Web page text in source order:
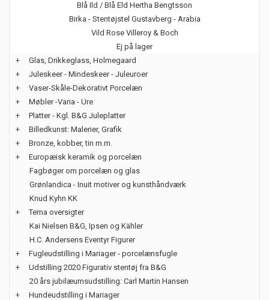
Blå Ild / Blå Eld Hertha Bengtsson
Birka - Stentøjstel Gustavberg - Arabia
Vild Rose Villeroy & Boch
Ej på lager
+
Glas, Drikkeglass, Holmegaard
+
Juleskeer - Mindeskeer - Juleuroer
+
Vaser-Skåle-Dekorativt Porcelæn
+
Møbler -Varia - Ure
+
Platter - Kgl. B&G Juleplatter
+
Billedkunst: Malerier, Grafik
+
Bronze, kobber, tin m.m.
+
Europæisk keramik og porcelæn
Fagbøger om porcelæn og glas
Grønlandica - Inuit motiver og kunsthåndværk
Knud Kyhn KK
+
Tema oversigter
Kai Nielsen B&G, Ipsen og Kähler
H.C. Andersens Eventyr Figurer
+
Fugleudstilling i Mariager - porcelænsfugle
+
Udstilling 2020 Figurativ stentøj fra B&G
20 års jubilæumsudstilling: Carl Martin Hansen
+
Hundeudstilling i Mariager